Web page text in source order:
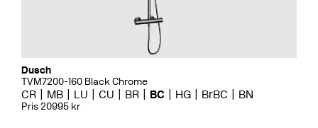
Dusch
TVM7200-160 Black Chrome
CR MB LU CU BR BC HG BrBC BN
Pris 20995 kr